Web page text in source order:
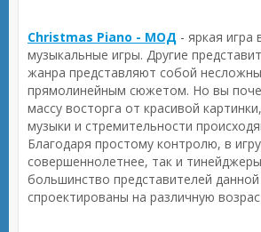
Christmas Piano - МОД - яркая игра
музыкальные игры. Другие
жанра представляют собой
прямолинейным сюжетом. Но вы
массу восторга от красивой
музыки и стремительности
Благодаря простому контролю, в
совершеннолетнее, так и
большинство представителей данной
спроектированы на различную